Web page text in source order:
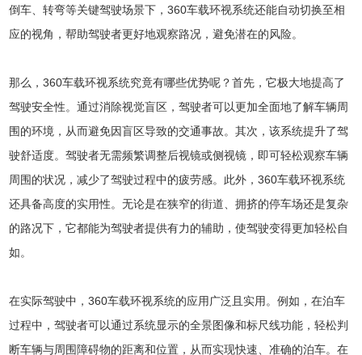
倒车、转弯等关键驾驶场景下，360车载环视系统还能自动切换至相
应的视角，帮助驾驶者更好地观察路况，避免潜在的风险。
那么，360车载环视系统究竟有哪些优势呢？首先，它极大地提高了
驾驶安全性。通过消除视觉盲区，驾驶者可以更加全面地了解车辆周
围的环境，从而避免因盲区导致的交通事故。其次，该系统提升了驾
驶舒适度。驾驶者无需频繁调整后视镜或侧视镜，即可轻松观察车辆
周围的状况，减少了驾驶过程中的疲劳感。此外，360车载环视系统
还具备高度的实用性。无论是在狭窄的街道、拥挤的停车场还是复杂
的路况下，它都能为驾驶者提供有力的辅助，使驾驶变得更加轻松自
如。
在实际驾驶中，360车载环视系统的应用广泛且实用。例如，在泊车
过程中，驾驶者可以通过系统显示的全景图像和标尺线功能，轻松判
断车辆与周围障碍物的距离和位置，从而实现快速、准确的泊车。在